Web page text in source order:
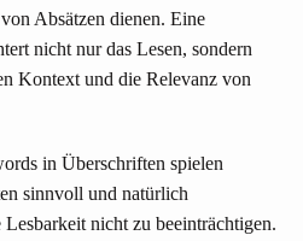
Absätzen dienen. Eine
nicht nur das Lesen, sondern
Kontext und die Relevanz von
in Überschriften spielen
sinnvoll und natürlich
nicht zu beeinträchtigen.